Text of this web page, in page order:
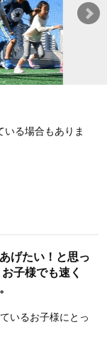
る場合もありま
げたい！と思っ
子様でも速く
いるお子様にとっ